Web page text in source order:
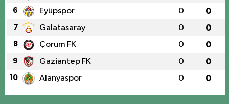
6 Eyüpspor 0 0
7 Galatasaray 0 0
8 Çorum FK 0 0
9 Gaziantep FK 0 0
10 Alanyaspor 0 0